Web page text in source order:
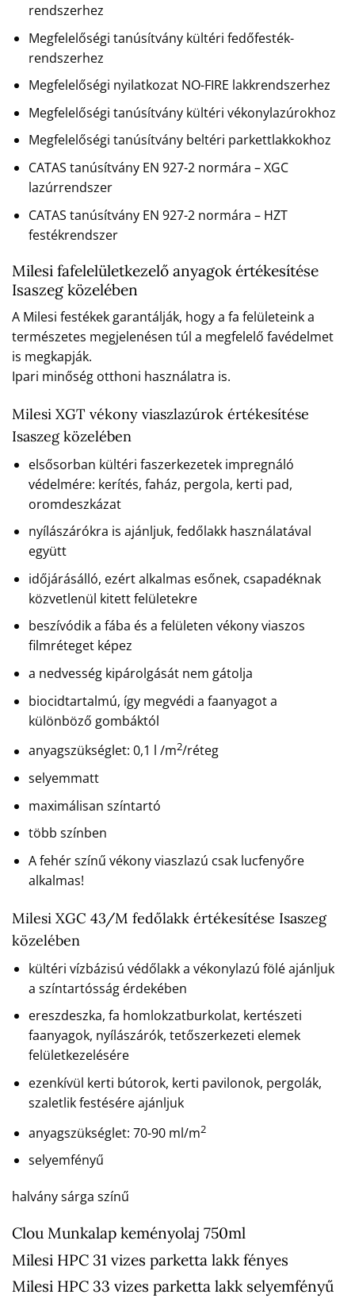
rendszerhez
Megfelelőségi tanúsítvány kültéri fedőfesték-
rendszerhez
Megfelelőségi nyilatkozat NO-FIRE lakkrendszerhez
Megfelelőségi tanúsítvány kültéri vékonylazúrokhoz
Megfelelőségi tanúsítvány beltéri parkettlakkokhoz
CATAS tanúsítvány EN 927-2 normára – XGC
lazúrrendszer
CATAS tanúsítvány EN 927-2 normára – HZT
festékrendszer
Milesi fafelelületkezelő anyagok értékesítése
Isaszeg közelében
A Milesi festékek garantálják, hogy a fa felületeink a
természetes megjelenésen túl a megfelelő favédelmet
is megkapják.
Ipari minőség otthoni használatra is.
Milesi XGT vékony viaszlazúrok értékesítése
Isaszeg közelében
elsősorban kültéri faszerkezetek impregnáló
védelmére: kerítés, faház, pergola, kerti pad,
oromdeszkázat
nyílászárókra is ajánljuk, fedőlakk használatával
együtt
időjárásálló, ezért alkalmas esőnek, csapadéknak
közvetlenül kitett felületekre
beszívódik a fába és a felületen vékony viaszos
filmréteget képez
a nedvesség kipárolgását nem gátolja
biocidtartalmú, így megvédi a faanyagot a
különböző gombáktól
anyagszükséglet: 0,1 l /m2/réteg
selyemmatt
maximálisan színtartó
több színben
A fehér színű vékony viaszlazú csak lucfenyőre
alkalmas!
Milesi XGC 43/M fedőlakk értékesítése Isaszeg
közelében
kültéri vízbázisú védőlakk a vékonylazú fölé ajánljuk
a színtartósság érdekében
ereszdeszka, fa homlokzatburkolat, kertészeti
faanyagok, nyílászárók, tetőszerkezeti elemek
felületkezelésére
ezenkívül kerti bútorok, kerti pavilonok, pergolák,
szaletlik festésére ajánljuk
anyagszükséglet: 70-90 ml/m2
selyemfényű
halvány sárga színű
Clou Munkalap keményolaj 750ml
Milesi HPC 31 vizes parketta lakk fényes
Milesi HPC 33 vizes parketta lakk selyemfényű